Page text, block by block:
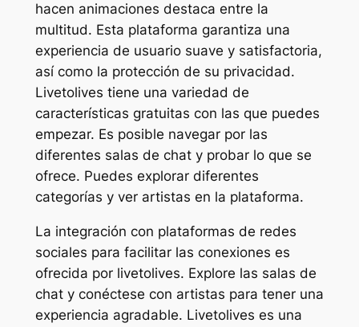
hacen animaciones destaca entre la
multitud. Esta plataforma garantiza una
experiencia de usuario suave y satisfactoria,
así como la protección de su privacidad.
Livetolives tiene una variedad de
características gratuitas con las que puedes
empezar. Es posible navegar por las
diferentes salas de chat y probar lo que se
ofrece. Puedes explorar diferentes
categorías y ver artistas en la plataforma.
La integración con plataformas de redes
sociales para facilitar las conexiones es
ofrecida por livetolives. Explore las salas de
chat y conéctese con artistas para tener una
experiencia agradable. Livetolives es una